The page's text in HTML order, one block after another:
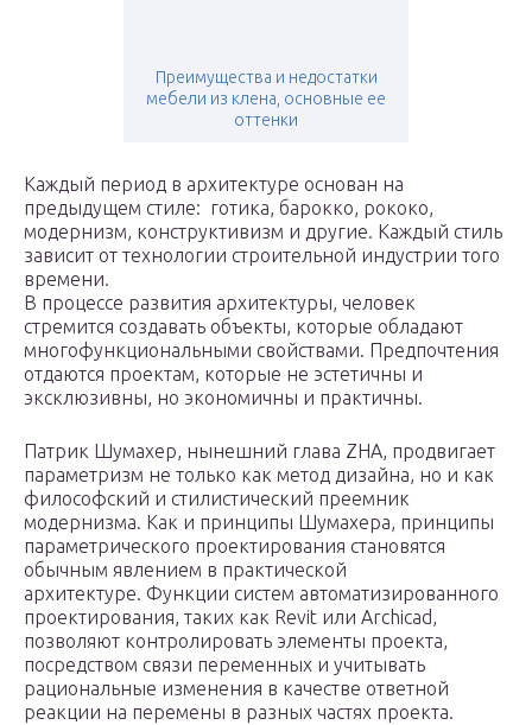
Преимущества и недостатки
мебели из клена, основные ее
оттенки
Каждый период в архитектуре основан на
предыдущем стиле: готика, барокко, рококо,
модернизм, конструктивизм и другие. Каждый стиль
зависит от технологии строительной индустрии того
времени.
В процессе развития архитектуры, человек
стремится создавать объекты, которые обладают
многофункциональными свойствами. Предпочтения
отдаются проектам, которые не эстетичны и
эксклюзивны, но экономичны и практичны.
Патрик Шумахер, нынешний глава ZHA, продвигает
параметризм не только как метод дизайна, но и как
философский и стилистический преемник
модернизма. Как и принципы Шумахера, принципы
параметрического проектирования становятся
обычным явлением в практической
архитектуре. Функции систем автоматизированного
проектирования, таких как Revit или Archicad,
позволяют контролировать элементы проекта,
посредством связи переменных и учитывать
рациональные изменения в качестве ответной
реакции на перемены в разных частях проекта.